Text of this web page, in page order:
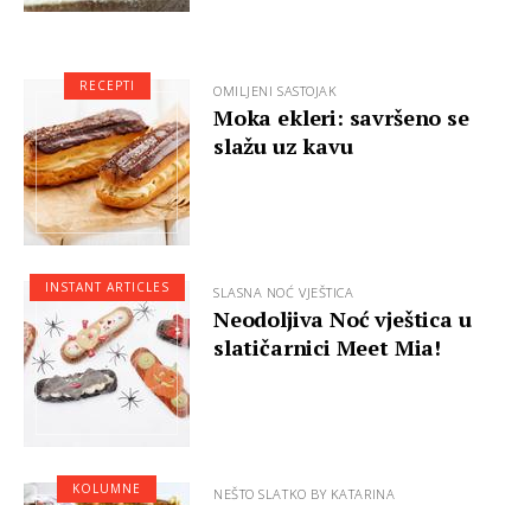
OMILJENI SASTOJAK
Moka ekleri: savršeno se
slažu uz kavu
RECEPTI
SLASNA NOĆ VJEŠTICA
Neodoljiva Noć vještica u
slatičarnici Meet Mia!
INSTANT ARTICLES
NEŠTO SLATKO BY KATARINA
KOLUMNE